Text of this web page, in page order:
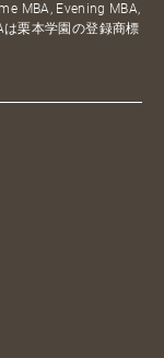
MBA, Evening MBA,
は栗本学園の登録商標